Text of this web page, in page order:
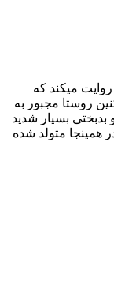
روایت میکند که
روستا مجبور به
بدبختی بسیار شدید
همینجا متولد شده